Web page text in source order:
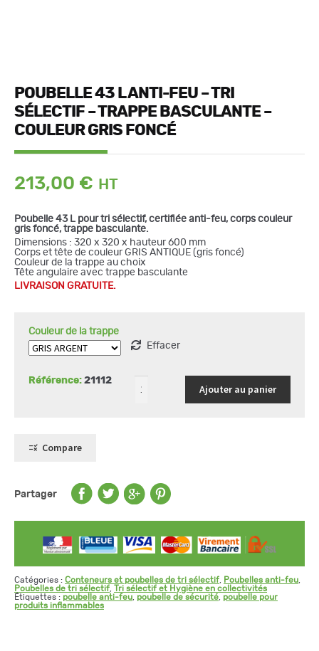
POUBELLE 43 L ANTI-FEU – TRI
SÉLECTIF – TRAPPE BASCULANTE –
COULEUR GRIS FONCÉ
213,00 €
Poubelle 43 L pour tri sélectif, certifiée anti-feu, corps couleur
gris foncé, trappe basculante.
Dimensions : 320 x 320 x hauteur 600 mm
Corps et tête de couleur GRIS ANTIQUE (gris foncé)
Couleur de la trappe au choix
Tête angulaire avec trappe basculante
LIVRAISON GRATUITE.
Couleur de la trappe
Effacer
Référence: 21112
quantité
de
Poubelle
sélectif
-
couleur
Ajouter au panier
Compare
Partager
Catégories : Conteneurs et poubelles de tri sélectif Poubelles anti-feu
Poubelles de tri sélectif
Tri sélectif et Hygiène en collectivités
Étiquettes : poubelle anti-feu poubelle de sécurité poubelle pour
produits inflammables